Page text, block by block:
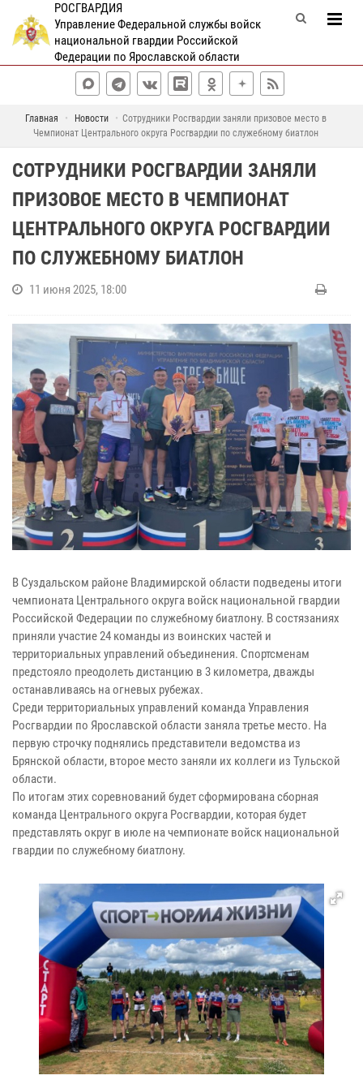
РОСГВАРДИЯ
Управление Федеральной службы войск
национальной гвардии Российской
Федерации по Ярославской области
Главная Новости
Сотрудники Росгвардии заняли призовое место в
Чемпионат Центрального округа Росгвардии по служебному биатлон
СОТРУДНИКИ РОСГВАРДИИ ЗАНЯЛИ
ПРИЗОВОЕ МЕСТО В ЧЕМПИОНАТ
ЦЕНТРАЛЬНОГО ОКРУГА РОСГВАРДИИ
ПО СЛУЖЕБНОМУ БИАТЛОН
11 июня 2025, 18:00
В Суздальском районе Владимирской области подведены итоги
чемпионата Центрального округа войск национальной гвардии
Российской Федерации по служебному биатлону. В состязаниях
приняли участие 24 команды из воинских частей и
территориальных управлений объединения. Спортсменам
предстояло преодолеть дистанцию в 3 километра, дважды
останавливаясь на огневых рубежах.
Среди территориальных управлений команда Управления
Росгвардии по Ярославской области заняла третье место. На
первую строчку поднялись представители ведомства из
Брянской области, второе место заняли их коллеги из Тульской
области.
По итогам этих соревнований будет сформирована сборная
команда Центрального округа Росгвардии, которая будет
представлять округ в июле на чемпионате войск национальной
гвардии по служебному биатлону.